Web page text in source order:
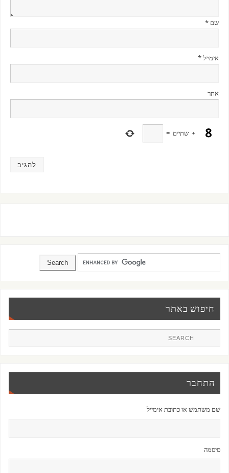
שם *
אימייל*
אתר
+ שתיים =
חיפוש באתר
התחבר
שם משתמש או כתובת אימייל
סיסמה